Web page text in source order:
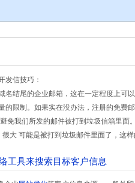
发信技巧：
名结尾的企业邮箱，这在一定程度上可
的限制。如果实在没办法，注册的免费
免我们所发的邮件被打到垃圾信箱里面
很大 可能是被打到垃圾邮件里面了，这
工具来搜索目标客户信息